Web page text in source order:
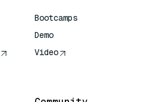
Bootcamps
Demo
Video